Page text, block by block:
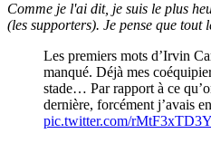
Comme je l'ai dit, je suis le plus
(les supporters). Je pense que tout
Les premiers mots d’Irvin
manqué. Déjà mes
stade… Par rapport à ce
dernière, forcément j’avais
pic.twitter.com/rMtF3xTD3Y